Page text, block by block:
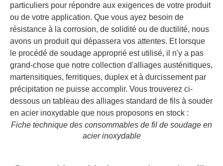
particuliers pour répondre aux exigences de votre produit
ou de votre application. Que vous ayez besoin de
résistance à la corrosion, de solidité ou de ductilité, nous
avons un produit qui dépassera vos attentes. Et lorsque
le procédé de soudage approprié est utilisé, il n'y a pas
grand-chose que notre collection d'alliages austénitiques,
martensitiques, ferritiques, duplex et à durcissement par
précipitation ne puisse accomplir. Vous trouverez ci-
dessous un tableau des alliages standard de fils à souder
en acier inoxydable que nous proposons en stock :
Fiche technique des consommables de fil de soudage en
acier inoxydable